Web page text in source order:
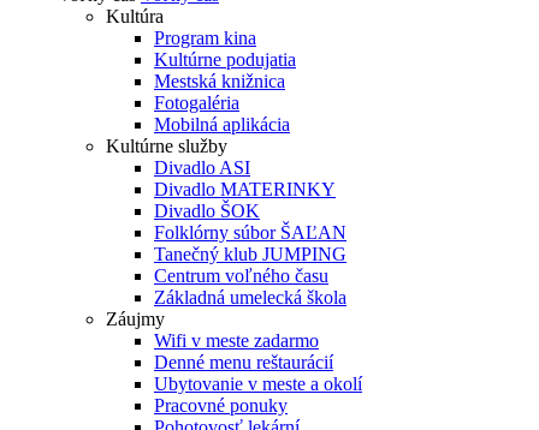
Kultúra
Program kina
Kultúrne podujatia
Mestská knižnica
Fotogaléria
Mobilná aplikácia
Kultúrne služby
Divadlo ASI
Divadlo MATERINKY
Divadlo ŠOK
Folklórny súbor ŠAĽAN
Tanečný klub JUMPING
Centrum voľného času
Základná umelecká škola
Záujmy
Wifi v meste zadarmo
Denné menu reštaurácií
Ubytovanie v meste a okolí
Pracovné ponuky